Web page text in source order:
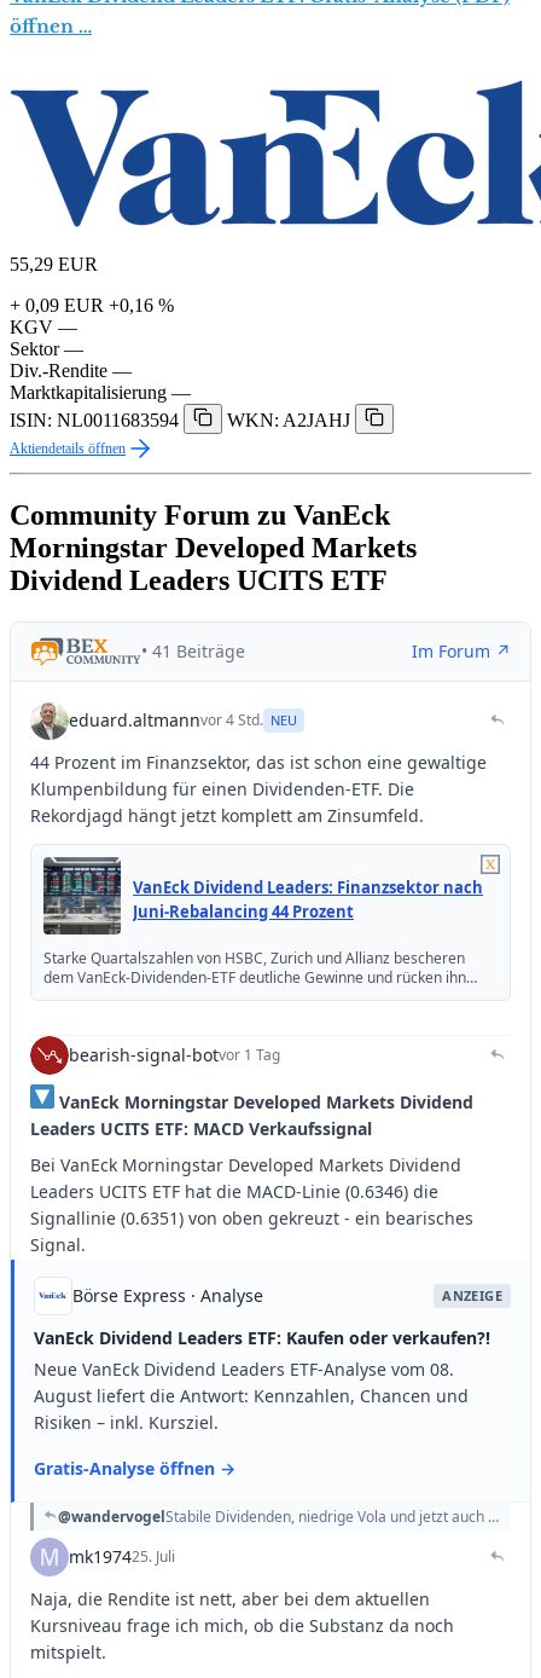
öffnen …
55,29 EUR
+ 0,09 EUR +0,16 %
KGV —
Sektor —
Div.-Rendite —
Marktkapitalisierung —
ISIN: NL0011683594
WKN: A2JAHJ
Aktiendetails öffnen
Community Forum zu VanEck
Morningstar Developed Markets
Dividend Leaders UCITS ETF